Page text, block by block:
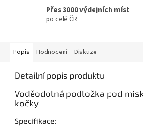
Přes 3000 výdejních míst
po celé ČR
Popis Hodnocení Diskuze
Detailní popis produktu
Voděodolná podložka pod
kočky
Specifikace: